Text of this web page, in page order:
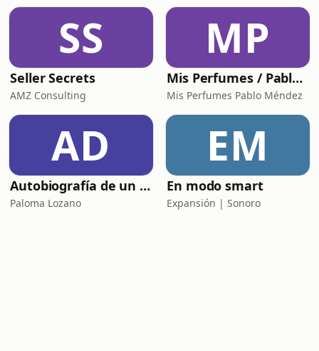
SS
Seller Secrets
AMZ Consulting
MP
Mis Perfumes / Pablo Méndez
Mis Perfumes Pablo Méndez
AD
Autobiografía de un Yogui con sitar
Paloma Lozano
EM
En modo smart
Expansión | Sonoro